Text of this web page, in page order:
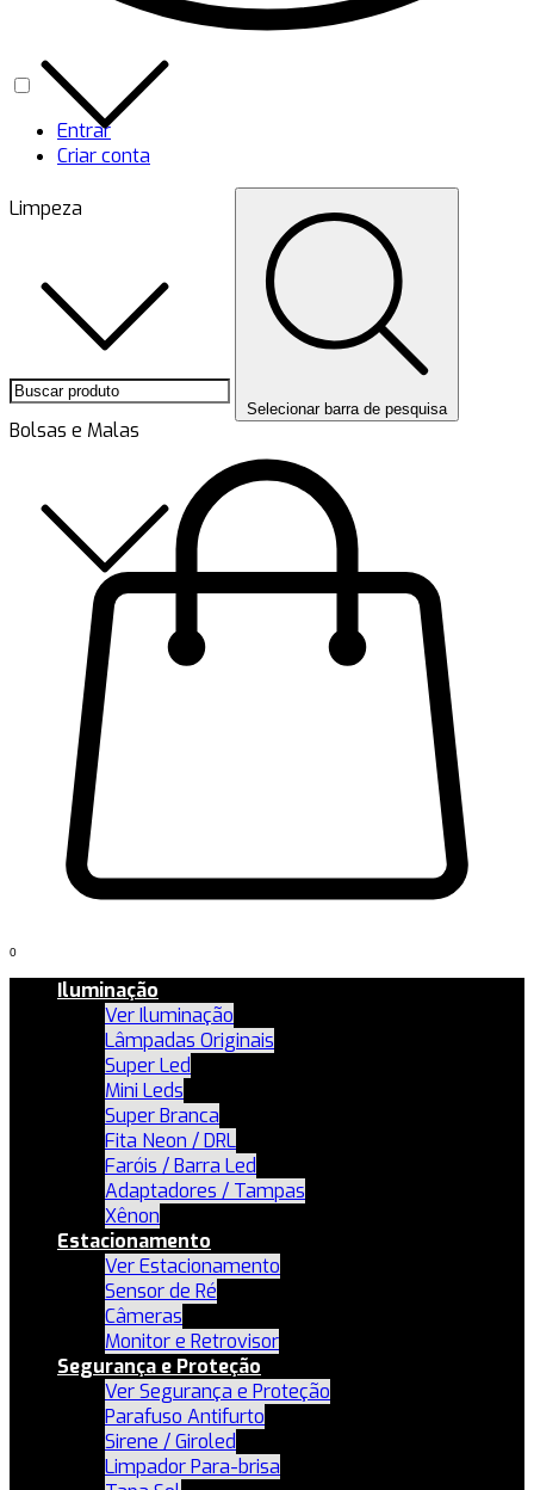
Limpeza
Bolsas e Malas
Entrar
Criar conta
Selecionar barra de pesquisa
0
Iluminação
Ver Iluminação
Lâmpadas Originais
Super Led
Mini Leds
Super Branca
Fita Neon / DRL
Faróis / Barra Led
Adaptadores / Tampas
Xênon
Estacionamento
Ver Estacionamento
Sensor de Ré
Câmeras
Monitor e Retrovisor
Segurança e Proteção
Ver Segurança e Proteção
Parafuso Antifurto
Sirene / Giroled
Limpador Para-brisa